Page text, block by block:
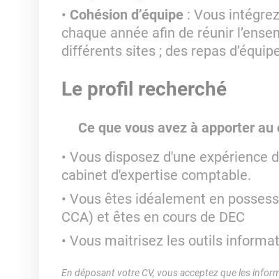
Cohésion d’équipe : Vous
chaque année afin de réunir
différents sites ; des repas
Le profil recherché
Ce que vous avez à apporter au
Vous disposez d'une expérience
cabinet d'expertise comptable.
Vous êtes idéalement en
CCA) et êtes en cours de DEC
Vous maitrisez les outils
En déposant votre CV, vous acceptez que les